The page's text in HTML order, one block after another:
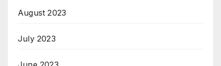
August 2023
July 2023